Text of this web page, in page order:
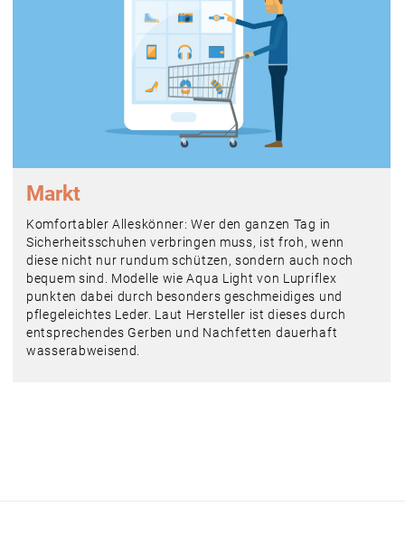
Markt
Komfortabler Alleskönner: Wer den ganzen Tag in
Sicherheitsschuhen verbringen muss, ist froh, wenn
diese nicht nur rundum schützen, sondern auch noch
bequem sind. Modelle wie Aqua Light von Lupriflex
punkten dabei durch besonders geschmeidiges und
pflegeleichtes Leder. Laut Hersteller ist dieses durch
entsprechendes Gerben und Nachfetten dauerhaft
wasserabweisend.